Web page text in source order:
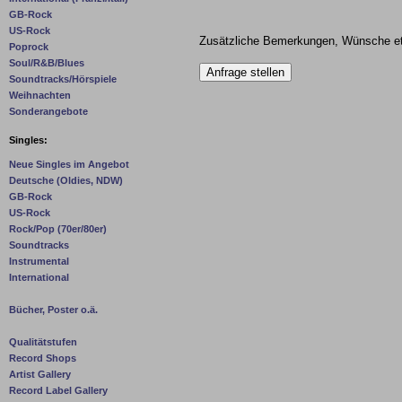
GB-Rock
US-Rock
Poprock
Soul/R&B/Blues
Soundtracks/Hörspiele
Weihnachten
Sonderangebote
Singles:
Neue Singles im Angebot
Deutsche (Oldies, NDW)
GB-Rock
US-Rock
Rock/Pop (70er/80er)
Soundtracks
Instrumental
International
Bücher, Poster o.ä.
Qualitätstufen
Record Shops
Artist Gallery
Record Label Gallery
Zusätzliche Bemerkungen, Wünsche